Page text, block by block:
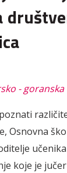
- goranska
Osnovna
koje je